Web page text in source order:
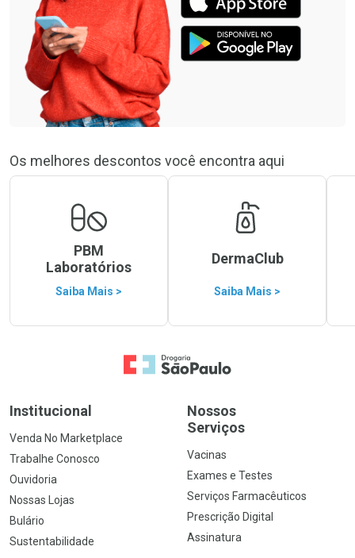
Os melhores descontos você encontra aqui
PBM
Laboratórios
Saiba Mais >
DermaClub
Saiba Mais >
Ir para a Home
Institucional
Venda No Marketplace
Trabalhe Conosco
Ouvidoria
Nossas Lojas
Bulário
Sustentabilidade
Nossos
Serviços
Vacinas
Exames e Testes
Serviços Farmacêuticos
Prescrição Digital
Assinatura